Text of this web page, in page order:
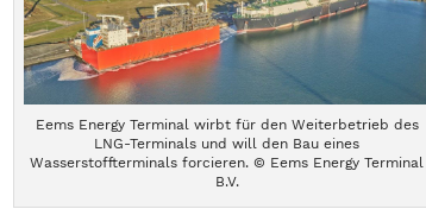
Eems Energy Terminal wirbt für den Weiterbetrieb des
LNG-Terminals und will den Bau eines
Wasserstoffterminals forcieren. © Eems Energy Terminal
B.V.